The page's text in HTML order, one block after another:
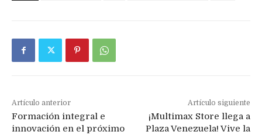
Artículo anterior
Formación integral e
innovación en el próximo
Artículo siguiente
¡Multimax Store llega a
Plaza Venezuela! Vive la